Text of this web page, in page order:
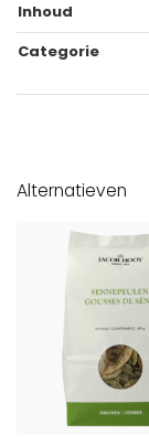
Inhoud
Categorie
Alternatieven